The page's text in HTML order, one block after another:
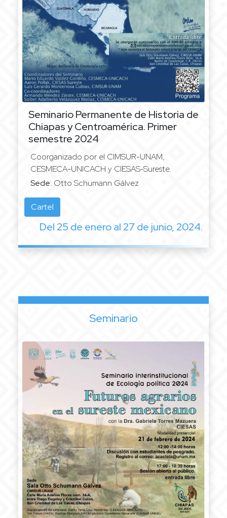
Seminario Permanente de Historia de
Chiapas y Centroamérica. Primer
semestre 2024
Coorganizado por el CIMSUR-UNAM,
CESMECA-UNICACH y CIESAS-Sureste.
Sede: Otto Schumann Gálvez
Cartel
Del 25 de enero al 27 de junio, 2024.
Seminario